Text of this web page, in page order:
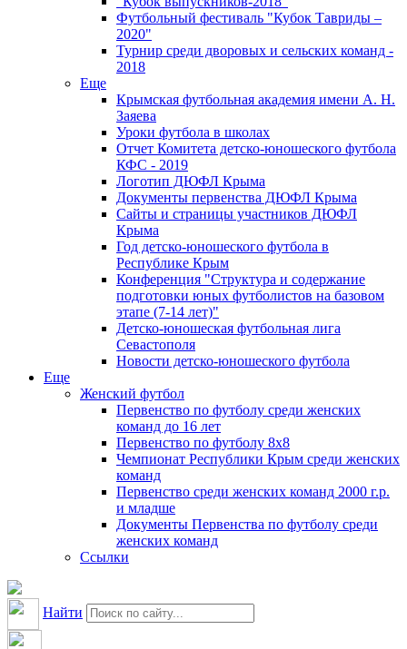
Футбольный фестиваль "Кубок Тавриды –
2020"
Турнир среди дворовых и сельских команд -
2018
Еще
Крымская футбольная академия имени А. Н.
Заяева
Уроки футбола в школах
Отчет Комитета детско-юношеского футбола
КФС - 2019
Логотип ДЮФЛ Крыма
Документы первенства ДЮФЛ Крыма
Сайты и страницы участников ДЮФЛ
Крыма
Год детско-юношеского футбола в
Республике Крым
Конференция "Структура и содержание
подготовки юных футболистов на базовом
этапе (7-14 лет)"
Детско-юношеская футбольная лига
Севастополя
Новости детско-юношеского футбола
Еще
Женский футбол
Первенство по футболу среди женских
команд до 16 лет
Первенство по футболу 8х8
Чемпионат Республики Крым среди женских
команд
Первенство среди женских команд 2000 г.р.
и младше
Документы Первенства по футболу среди
женских команд
Ссылки
Найти